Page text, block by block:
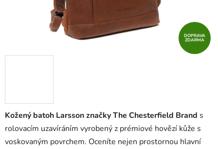
Kožený batoh Larsson značky The Chesterfield Brand s
rolovacím uzavíráním vyrobený z prémiové hovězí kůže s
voskovaným povrchem. Oceníte nejen prostornou hlavní
DOPRAVA
ZDARMA